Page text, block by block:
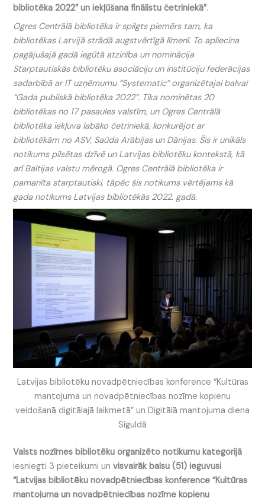
bibliotēka 2022” un iekļūšana finālistu četriniekā”.
Ogres Centrālā bibliotēka ir spilgts piemērs tam, ka
bibliotēkas Latvijā strādā augstvērtīgā līmenī. To apliecina
pagājušajā gadā iegūtā atzinība un nominācija
Starptautiskās bibliotēku asociāciju un institūciju federācijas
sadarbībā ar IT uzņēmumu “Systematic” organizētajai balvai
“Gada publiskā bibliotēka 2022”. Tika nominētas 20
bibliotēkas no 17 pasaules valstīm, un Ogres Centrālā
bibliotēka iekļuva labāko četriniekā, konkurējot ar
bibliotēkām no ASV, Saūda Arābijas un Dānijas. Šis ir unikāls
notikums pilsētas dzīvē un Latvijas bibliotēku kontekstā, kā
arī Baltijas valstu mērogā. Ogres Centrālā bibliotēka ir
pamanīta starptautiski, tāpēc šis notikums vērtējams kā
gada notikums Latvijas bibliotēkās 2022. gadā.
Latvijas bibliotēku novadpētniecības konference “Kultūras
mantojuma un novadpētniecības nozīme kopienu
veidošanā digitālajā laikmetā” un Digitālā mantojuma diena
Siguldā
Valsts nozīmes bibliotēku organizēto notikumu kategorijā
iesniegti 3 pieteikumi unvisvairāk balsu (51) ieguvusi
“Latvijas bibliotēku novadpētniecības konference “Kultūras
mantojuma un novadpētniecības nozīme kopienu